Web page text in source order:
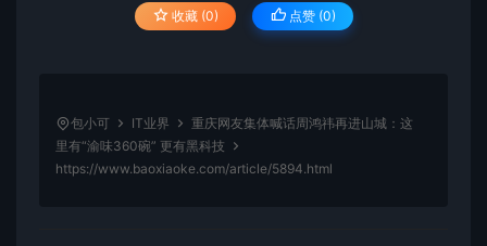
收藏 (0) 点赞 (0)
包小可 IT业界
重庆网友集体喊话周鸿祎再进山城：这
里有“渝味360碗” 更有黑科技
https://www.baoxiaoke.com/article/5894.html